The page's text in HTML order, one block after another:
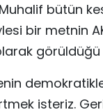
bütün
bir metnin
isteriz.